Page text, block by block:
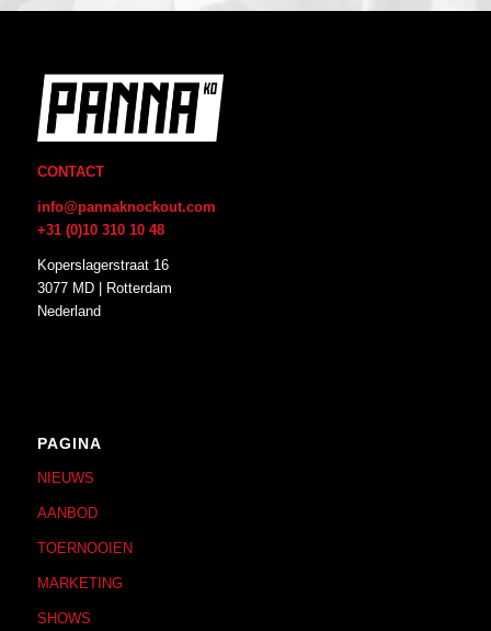
CONTACT
info@pannaknockout.com
+31 (0)10 310 10 48
Koperslagerstraat 16
3077 MD | Rotterdam
Nederland
PAGINA
NIEUWS
AANBOD
TOERNOOIEN
MARKETING
SHOWS